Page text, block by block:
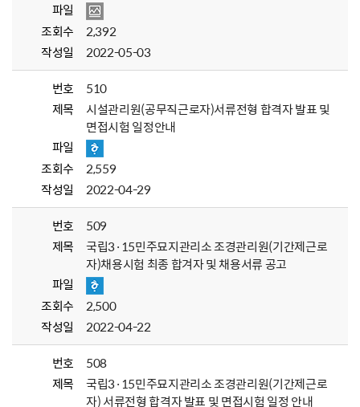
파일
조회수
2,392
작성일
2022-05-03
번호
510
제목
시설관리원(공무직근로자)서류전형 합격자 발표 및
면접시험 일정안내
파일
조회수
2,559
작성일
2022-04-29
번호
509
제목
국립3·15민주묘지관리소 조경관리원(기간제근로
자)채용시험 최종 합겨자 및 채용서류 공고
파일
조회수
2,500
작성일
2022-04-22
번호
508
제목
국립3·15민주묘지관리소 조경관리원(기간제근로
자) 서류전형 합격자 발표 및 면접시험 일정 안내